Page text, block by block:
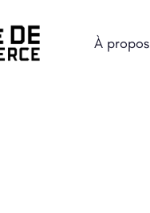
À propos